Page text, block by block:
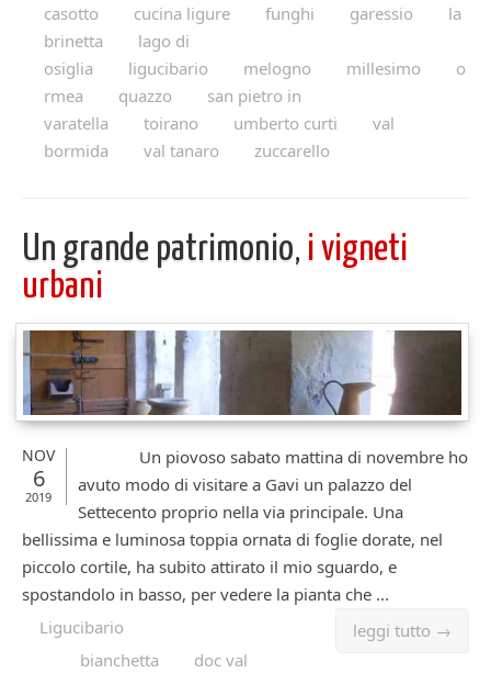
casotto
cucina ligure funghi garessio
la
brinetta
lago di
osiglia
ligucibario melogno millesimo
o
rmea
quazzo
san pietro in
varatella
toirano umberto curti
val
bormida
val tanaro zuccarello
Un grande patrimonio, i vigneti
urbani
NOV
6
2019
Un piovoso sabato mattina di novembre ho
avuto modo di visitare a Gavi un palazzo del
Settecento proprio nella via principale. Una
bellissima e luminosa toppia ornata di foglie dorate, nel
piccolo cortile, ha subito attirato il mio sguardo, e
spostandolo in basso, per vedere la pianta che ...
leggi tutto →
Ligucibario
bianchetta
doc val